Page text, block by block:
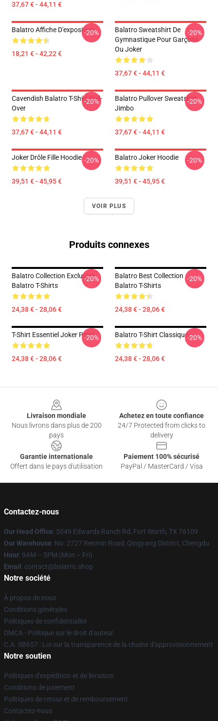
37,67 € - 44,11 €
Balatro Affiche D'exposition
18,21 € - 42,22 €
-20%
Balatro Sweatshirt De
Gymnastique Pour Garçons
Ou Joker
37,67 € - 44,11 €
-20%
Cavendish Balatro T-Shirt Pull-
Over
37,67 € - 44,11 €
-20%
Balatro Pullover Sweatshirt
Jimbo
37,67 € - 44,11 €
-20%
Joker Drôle Fille Hoodie
39,51 € - 45,95 €
-20% Balatro Joker Hoodie
39,51 € - 45,95 €
-20%
VOIR PLUS
Produits connexes
Balatro Collection Exclusive
Balatro T-Shirts
24,38 € - 28,06 €
-20%
Balatro Best Collection
Balatro T-Shirts
24,38 € - 28,06 €
-20%
T-Shirt Essentiel Joker Peint
24,38 € - 28,06 €
-20% Balatro T-Shirt Classique
24,38 € - 28,06 €
-20%
Livraison mondiale
Nous livrons dans plus de 200
pays
Achetez en toute confiance
24/7 Protected from clicks to
delivery
Garantie internationale
Offert dans le pays d'utilisation
Paiement 100% sécurisé
PayPal / MasterCard / Visa
Contactez-nous
Our Head Office: 5049 Edwards Ranch Rd, Fort Worth, TX 76109
Our Warehouse: No. 2727 Renmin Road, Qingyang District, Chengdu
Hour: 9AM – 5PM (Mon – Fri)
Email : contact@balatro.shop
Notre société
À propos de nous
Conditions générales
Politiques de confidentialité
DMCA - Politique sur le droit d'auteur
C.A. SB657 : Loi sur la transparence de la chaîne d'approvisionnement
Notre soutien
Politiques d'expédition et de livraison
Conditions de paiement
Politiques de retour et de remboursement
Contactez-nous